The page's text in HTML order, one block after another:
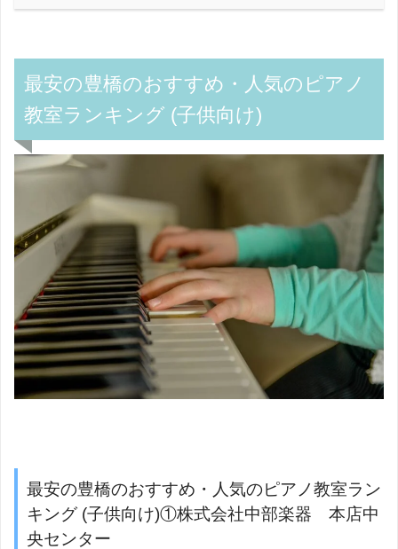
最安の豊橋のおすすめ・人気のピアノ
教室ランキング (子供向け)
最安の豊橋のおすすめ・人気のピアノ教室ラン
キング (子供向け)①株式会社中部楽器 本店中
央センター